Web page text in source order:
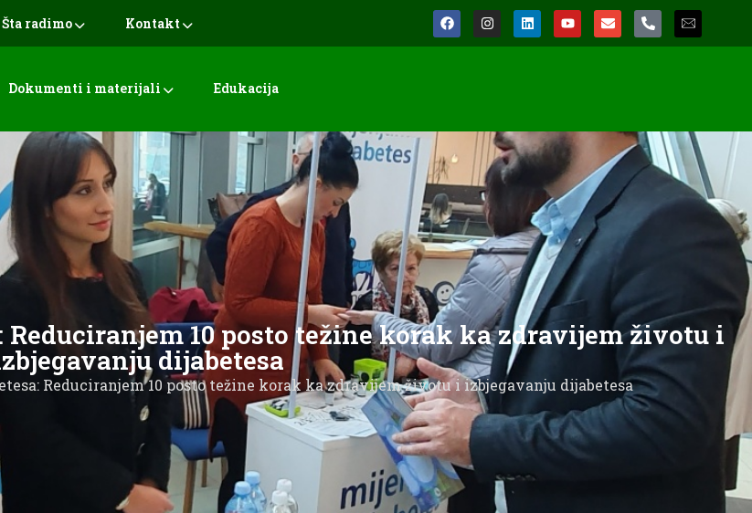
Šta radimo Kontakt
Dokumenti i materijali Edukacija
10 posto težine korak ka zdravijem životu i
dijabetesa
Reduciranjem 10 posto težine korak ka zdravijem životu i izbjegavanju dijabetesa